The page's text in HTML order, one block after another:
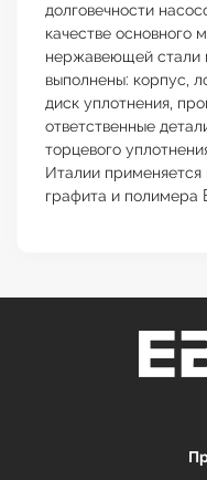
долговечности
качестве основного
нержавеющей стали
выполнены: корпус,
диск уплотнения,
ответственные
торцевого
Италии применяется
графита и полимера